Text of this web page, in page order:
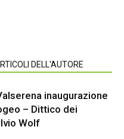
DELL'AUTORE
inaugurazione
– Dittico dei
Wolf